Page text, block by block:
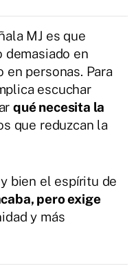
MJ es que
demasiado en
en personas. Para
escuchar
qué necesita la
que reduzcan la
bien el espíritu de
pero exige
y más